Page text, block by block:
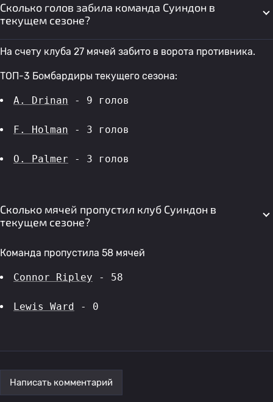
Сколько голов забила команда Суиндон в
текущем сезоне?
На счету клуба 27 мячей забито в ворота противника.
ТОП-3 Бомбардиры текущего сезона:
A. Drinan - 9 голов
F. Holman - 3 голов
O. Palmer - 3 голов
Сколько мячей пропустил клуб Суиндон в
текущем сезоне?
Команда пропустила 58 мячей
Connor Ripley - 58
Lewis Ward - 0
Написать комментарий